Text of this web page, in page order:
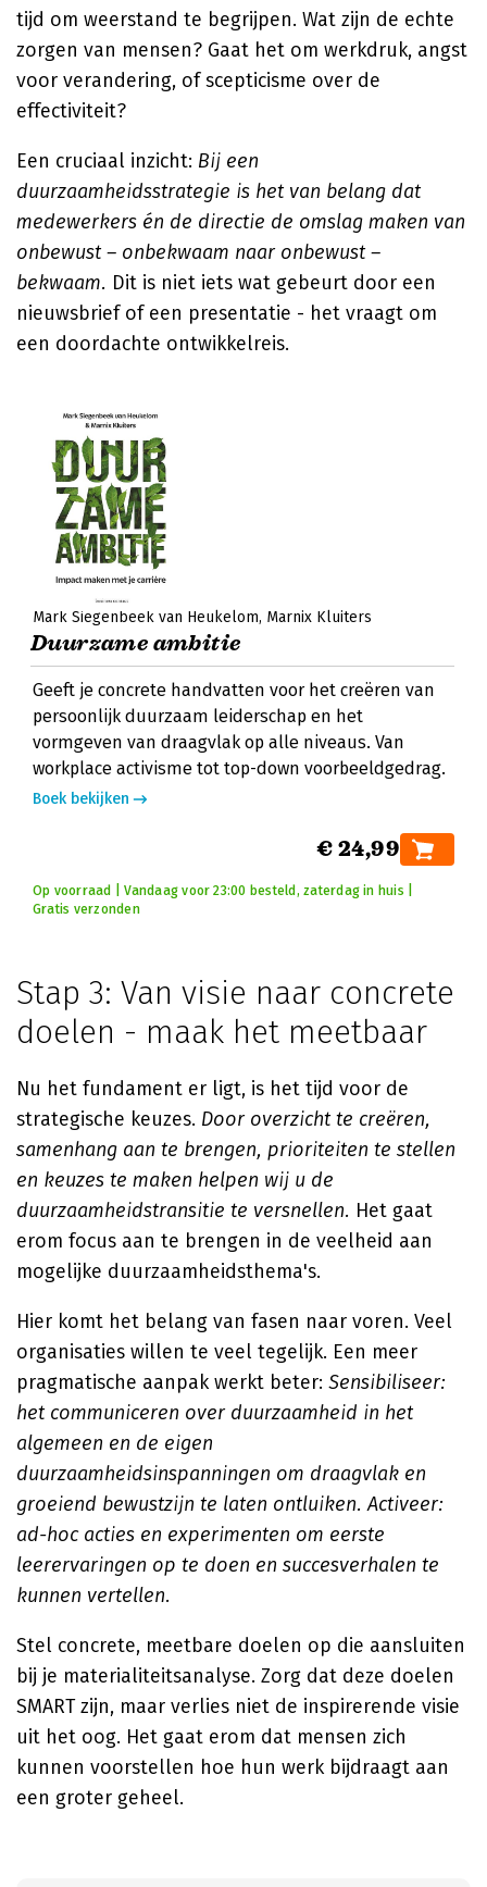
tijd om weerstand te begrijpen. Wat zijn de echte
zorgen van mensen? Gaat het om werkdruk, angst
voor verandering, of scepticisme over de
effectiviteit?
Een cruciaal inzicht: Bij een
duurzaamheidsstrategie is het van belang dat
medewerkers én de directie de omslag maken van
onbewust – onbekwaam naar onbewust –
bekwaam. Dit is niet iets wat gebeurt door een
nieuwsbrief of een presentatie - het vraagt om
een doordachte ontwikkelreis.
Mark Siegenbeek van Heukelom Marnix Kluiters
Duurzame ambitie
Geeft je concrete handvatten voor het creëren van
persoonlijk duurzaam leiderschap en het
vormgeven van draagvlak op alle niveaus. Van
workplace activisme tot top-down voorbeeldgedrag.
Boek bekijken
€ 24,99
Op voorraad | Vandaag voor 23:00 besteld, zaterdag in huis |
Gratis verzonden
Stap 3: Van visie naar concrete
doelen - maak het meetbaar
Nu het fundament er ligt, is het tijd voor de
strategische keuzes. Door overzicht te creëren,
samenhang aan te brengen, prioriteiten te stellen
en keuzes te maken helpen wij u de
duurzaamheidstransitie te versnellen. Het gaat
erom focus aan te brengen in de veelheid aan
mogelijke duurzaamheidsthema's.
Hier komt het belang van fasen naar voren. Veel
organisaties willen te veel tegelijk. Een meer
pragmatische aanpak werkt beter: Sensibiliseer:
het communiceren over duurzaamheid in het
algemeen en de eigen
duurzaamheidsinspanningen om draagvlak en
groeiend bewustzijn te laten ontluiken. Activeer:
ad-hoc acties en experimenten om eerste
leerervaringen op te doen en succesverhalen te
kunnen vertellen.
Stel concrete, meetbare doelen op die aansluiten
bij je materialiteitsanalyse. Zorg dat deze doelen
SMART zijn, maar verlies niet de inspirerende visie
uit het oog. Het gaat erom dat mensen zich
kunnen voorstellen hoe hun werk bijdraagt aan
een groter geheel.